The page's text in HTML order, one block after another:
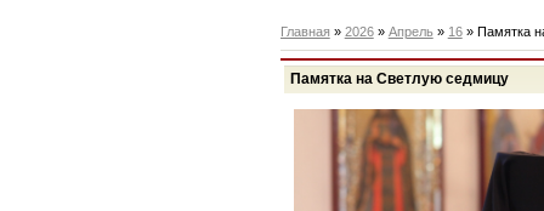
Главная » 2026 » Апрель » 16» Памятка
Памятка на Светлую седмицу